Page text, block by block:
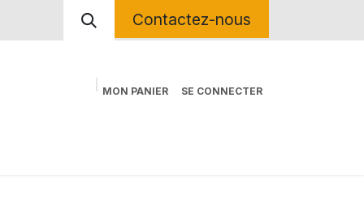
Contactez-nous
MON PANIER SE CONNECTER